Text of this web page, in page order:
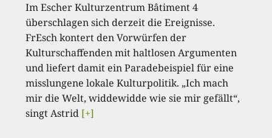
Im Escher Kulturzentrum Bâtiment 4
überschlagen sich derzeit die Ereignisse.
FrEsch kontert den Vorwürfen der
Kulturschaffenden mit haltlosen Argumenten
und liefert damit ein Paradebeispiel für eine
misslungene lokale Kulturpolitik. „Ich mach
mir die Welt, widdewidde wie sie mir gefällt“,
singt Astrid [+]